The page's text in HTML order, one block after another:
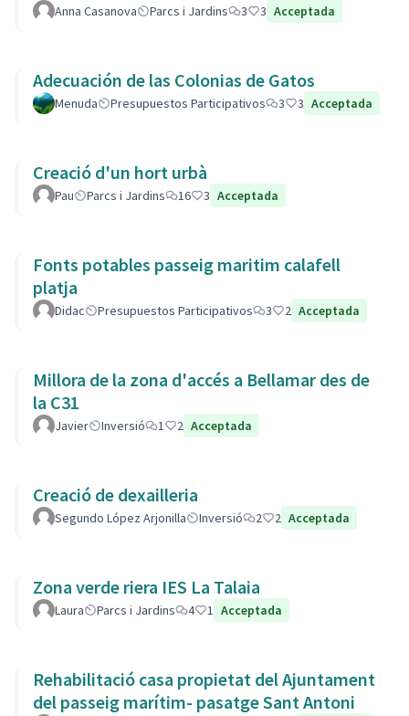
Anna Casanova Parcs i Jardins 3 3 Acceptada
Adecuación de las Colonias de Gatos
Menuda Presupuestos Participativos 3 3 Acceptada
Creació d'un hort urbà
Pau Parcs i Jardins 16 3 Acceptada
Fonts potables passeig maritim calafell
platja
Didac Presupuestos Participativos 3 2 Acceptada
Millora de la zona d'accés a Bellamar des de
la C31
Javier Inversió 1 2 Acceptada
Creació de dexailleria
Segundo López Arjonilla Inversió 2 2 Acceptada
Zona verde riera IES La Talaia
Laura Parcs i Jardins 4 1 Acceptada
Rehabilitació casa propietat del Ajuntament
del passeig marítim- pasatge Sant Antoni